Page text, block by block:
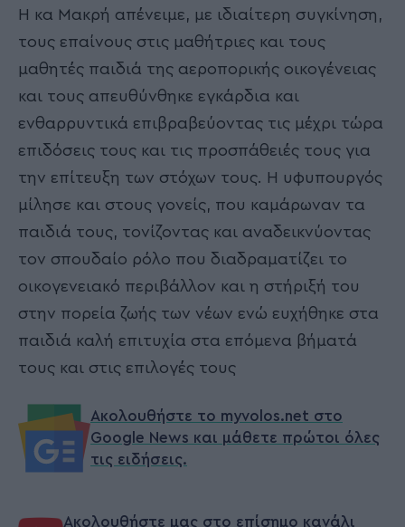
Η κα Μακρή απένειμε, με ιδιαίτερη συγκίνηση,
τους επαίνους στις μαθήτριες και τους
μαθητές παιδιά της αεροπορικής οικογένειας
και τους απευθύνθηκε εγκάρδια και
ενθαρρυντικά επιβραβεύοντας τις μέχρι τώρα
επιδόσεις τους και τις προσπάθειές τους για
την επίτευξη των στόχων τους. Η υφυπουργός
μίλησε και στους γονείς, που καμάρωναν τα
παιδιά τους, τονίζοντας και αναδεικνύοντας
τον σπουδαίο ρόλο που διαδραματίζει το
οικογενειακό περιβάλλον και η στήριξή του
στην πορεία ζωής των νέων ενώ ευχήθηκε στα
παιδιά καλή επιτυχία στα επόμενα βήματά
τους και στις επιλογές τους
Ακολουθήστε το myvolos.net στο
Google News και μάθετε πρώτοι όλες
τις ειδήσεις.
Ακολουθήστε μας στο επίσημο κανάλι